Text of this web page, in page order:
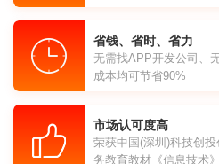
省钱、省时、省力
无需找APP开发公司、
成本均可节省90%
市场认可度高
荣获中国(深圳)科技创投
务教育教材《信息技术》